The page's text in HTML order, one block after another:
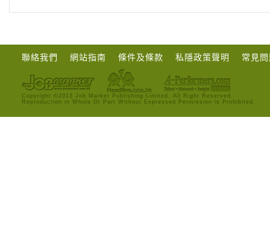
聯絡我們 網站指南 條件及條款 私隱政策聲明 常見
Copyright ©2013 Job Market Publishing Limited. All Right Reserved.
Reproduction in Whole Or Part Without Expressed Permission is Prohibited.